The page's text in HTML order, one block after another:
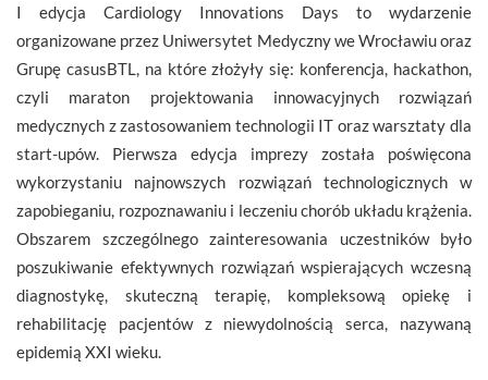
I edycja Cardiology Innovations Days to wydarzenie
organizowane przez Uniwersytet Medyczny we Wrocławiu oraz
Grupę casusBTL, na które złożyły się: konferencja, hackathon,
czyli maraton projektowania innowacyjnych rozwiązań
medycznych z zastosowaniem technologii IT oraz warsztaty dla
start-upów. Pierwsza edycja imprezy została poświęcona
wykorzystaniu najnowszych rozwiązań technologicznych w
zapobieganiu, rozpoznawaniu i leczeniu chorób układu krążenia.
Obszarem szczególnego zainteresowania uczestników było
poszukiwanie efektywnych rozwiązań wspierających wczesną
diagnostykę, skuteczną terapię, kompleksową opiekę i
rehabilitację pacjentów z niewydolnością serca, nazywaną
epidemią XXI wieku.